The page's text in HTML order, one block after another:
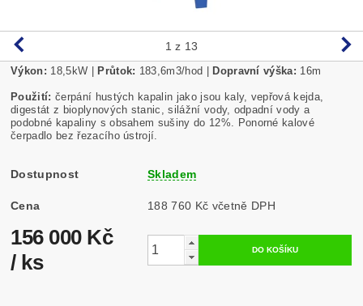
1 z 13
Výkon: 18,5kW | Průtok: 183,6m3/hod | Dopravní výška: 16m
Použití: čerpání hustých kapalin jako jsou kaly, vepřová kejda,
digestát z bioplynových stanic, silážní vody, odpadní vody a
podobné kapaliny s obsahem sušiny do 12%. Ponorné kalové
čerpadlo bez řezacího ústrojí.
Dostupnost Skladem
Cena 188 760 Kč včetně DPH
156 000 Kč
/ ks